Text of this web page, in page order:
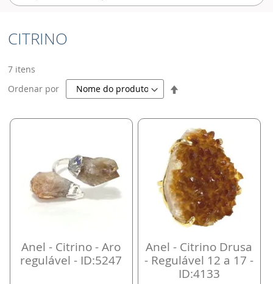
CITRINO
7 itens
Ordenar por
Anel - Citrino - Aro
regulável - ID:5247
Anel - Citrino Drusa
- Regulável 12 a 17 -
ID:4133